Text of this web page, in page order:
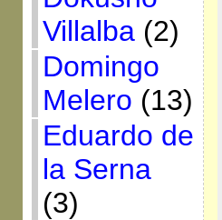
Villalba(2)
Domingo
Melero (13)
Eduardo de
la Serna
(3)